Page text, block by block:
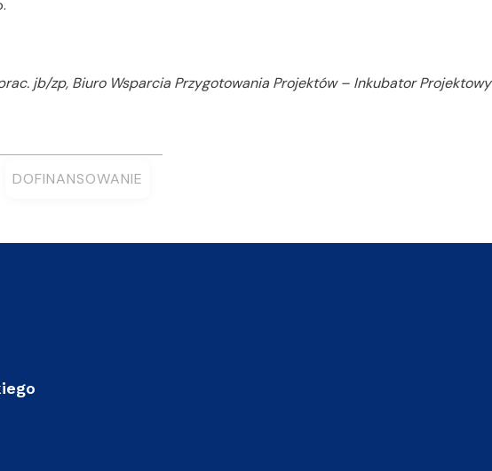
jb/zp, Biuro Wsparcia Przygotowania Projektów – Inkubator Projektowy
DOFINANSOWANIE